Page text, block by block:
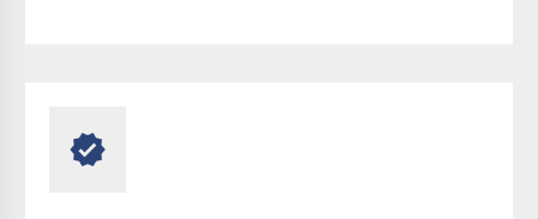
verified